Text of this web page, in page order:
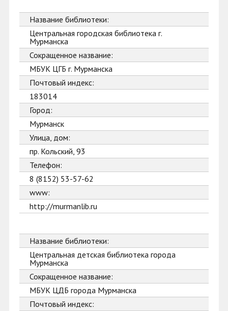
Название библиотеки:
Центральная городская библиотека г.
Мурманска
Сокращенное название:
МБУК ЦГБ г. Мурманска
Почтовый индекс:
183014
Город:
Мурманск
Улица, дом:
пр. Кольский, 93
Телефон:
8 (8152) 53-57-62
www:
http://murmanlib.ru
Название библиотеки:
Центральная детская библиотека города
Мурманска
Сокращенное название:
МБУК ЦДБ города Мурманска
Почтовый индекс: